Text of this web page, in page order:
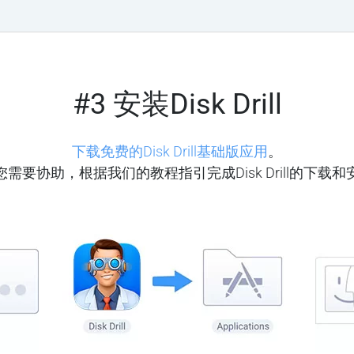
#3 安装Disk Drill
下载免费的Disk Drill基础版应用 。
需要协助，根据我们的教程指引完成Disk Drill的下载和